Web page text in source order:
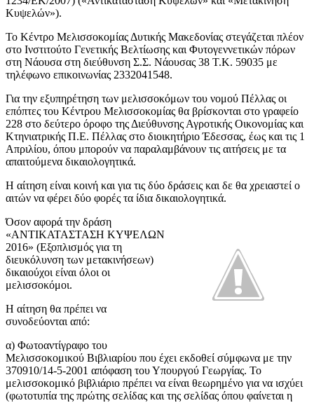
Κυψελών»).
Το Κέντρο Μελισσοκομίας Δυτικής Μακεδονίας στεγάζεται πλέον
στο Ινστιτούτο Γενετικής Βελτίωσης και Φυτογεννετικών πόρων
στη Νάουσα στη διεύθυνση Σ.Σ. Νάουσας 38 Τ.Κ. 59035 με
τηλέφωνο επικοινωνίας 2332041548.
Για την εξυπηρέτηση των μελισσοκόμων του νομού Πέλλας οι
επόπτες του Κέντρου Μελισσοκομίας θα βρίσκονται στο γραφείο
228 στο δεύτερο όροφο της Διεύθυνσης Αγροτικής Οικονομίας και
Κτηνιατρικής Π.Ε. Πέλλας στο διοικητήριο Έδεσσας, έως και τις 1
Απριλίου, όπου μπορούν να παραλαμβάνουν τις αιτήσεις με τα
απαιτούμενα δικαιολογητικά.
Η αίτηση είναι κοινή και για τις δύο δράσεις και δε θα χρειαστεί ο
αιτών να φέρει δύο φορές τα ίδια δικαιολογητικά.
Όσον αφορά την δράση
«ΑΝΤΙΚΑΤΑΣΤΑΣΗ ΚΥΨΕΛΩΝ
2016» (Εξοπλισμός για τη
διευκόλυνση των μετακινήσεων)
δικαιούχοι είναι όλοι οι
μελισσοκόμοι.
Η αίτηση θα πρέπει να
συνοδεύονται από:
α) Φωτοαντίγραφο του
Μελισσοκομικού Βιβλιαρίου που έχει εκδοθεί σύμφωνα με την
370910/14-5-2001 απόφαση του Υπουργού Γεωργίας. Το
μελισσοκομικό βιβλιάριο πρέπει να είναι θεωρημένο για να ισχύει
(φωτοτυπία της πρώτης σελίδας και της σελίδας όπου φαίνεται η